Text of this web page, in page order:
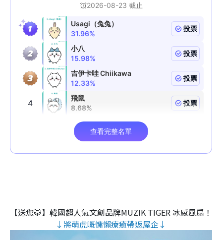
【送您🐯】韓國超人氣文創品牌MUZIK TIGER 冰感風扇！
↓將萌虎嘅慵懶療癒帶返屋企↓